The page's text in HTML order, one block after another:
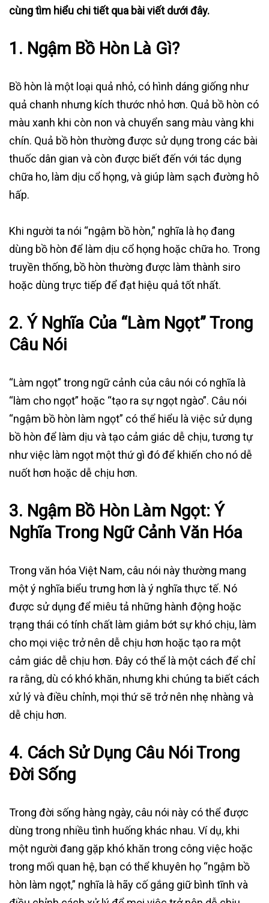
cùng tìm hiểu chi tiết qua bài viết dưới đây.
1. Ngậm Bồ Hòn Là Gì?
Bồ hòn là một loại quả nhỏ, có hình dáng giống như
quả chanh nhưng kích thước nhỏ hơn. Quả bồ hòn có
màu xanh khi còn non và chuyển sang màu vàng khi
chín. Quả bồ hòn thường được sử dụng trong các bài
thuốc dân gian và còn được biết đến với tác dụng
chữa ho, làm dịu cổ họng, và giúp làm sạch đường hô
hấp.
Khi người ta nói “ngậm bồ hòn,” nghĩa là họ đang
dùng bồ hòn để làm dịu cổ họng hoặc chữa ho. Trong
truyền thống, bồ hòn thường được làm thành siro
hoặc dùng trực tiếp để đạt hiệu quả tốt nhất.
2. Ý Nghĩa Của “Làm Ngọt” Trong
Câu Nói
“Làm ngọt” trong ngữ cảnh của câu nói có nghĩa là
“làm cho ngọt” hoặc “tạo ra sự ngọt ngào”. Câu nói
“ngậm bồ hòn làm ngọt” có thể hiểu là việc sử dụng
bồ hòn để làm dịu và tạo cảm giác dễ chịu, tương tự
như việc làm ngọt một thứ gì đó để khiến cho nó dễ
nuốt hơn hoặc dễ chịu hơn.
3. Ngậm Bồ Hòn Làm Ngọt: Ý
Nghĩa Trong Ngữ Cảnh Văn Hóa
Trong văn hóa Việt Nam, câu nói này thường mang
một ý nghĩa biểu trưng hơn là ý nghĩa thực tế. Nó
được sử dụng để miêu tả những hành động hoặc
trạng thái có tính chất làm giảm bớt sự khó chịu, làm
cho mọi việc trở nên dễ chịu hơn hoặc tạo ra một
cảm giác dễ chịu hơn. Đây có thể là một cách để chỉ
ra rằng, dù có khó khăn, nhưng khi chúng ta biết cách
xử lý và điều chỉnh, mọi thứ sẽ trở nên nhẹ nhàng và
dễ chịu hơn.
4. Cách Sử Dụng Câu Nói Trong
Đời Sống
Trong đời sống hàng ngày, câu nói này có thể được
dùng trong nhiều tình huống khác nhau. Ví dụ, khi
một người đang gặp khó khăn trong công việc hoặc
trong mối quan hệ, bạn có thể khuyên họ “ngậm bồ
hòn làm ngọt,” nghĩa là hãy cố gắng giữ bình tĩnh và